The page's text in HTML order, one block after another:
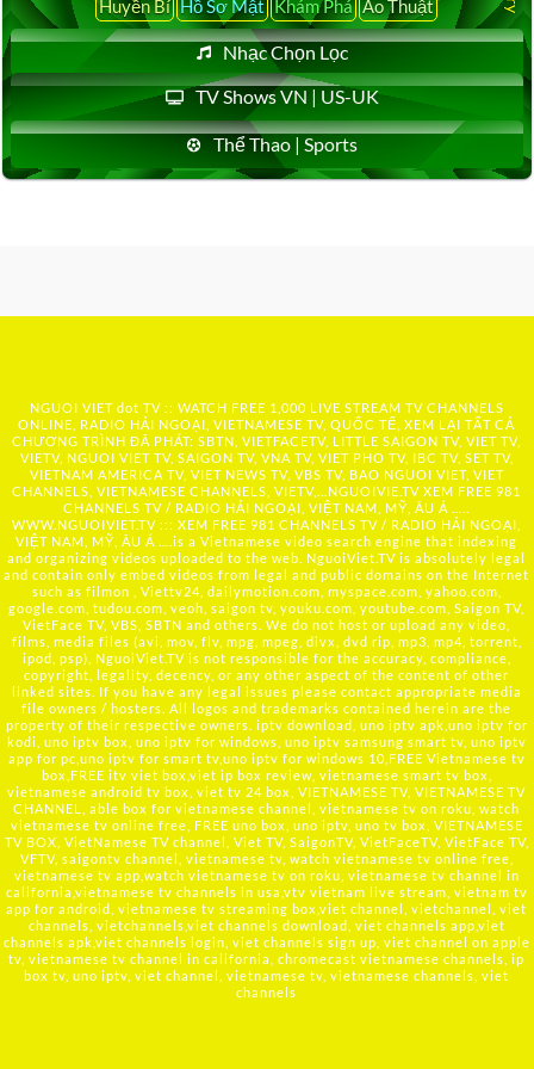
Huyền Bí Hồ Sơ Mật Khám Phá Ảo Thuật
Nhạc Chọn Lọc
TV Shows VN | US-UK
Thể Thao | Sports
NGUOI VIET dot TV :: WATCH FREE 1,000 LIVE STREAM TV CHANNELS
ONLINE, RADIO HẢI NGOẠI, VIETNAMESE TV, QUỐC TẾ, XEM LẠI TẤT CẢ
CHƯƠNG TRÌNH ĐÃ PHÁT: SBTN, VIETFACETV, LITTLE SAIGON TV, VIET TV,
VIETV, NGUOI VIET TV, SAIGON TV, VNA TV, VIET PHO TV, IBC TV, SET TV,
VIETNAM AMERICA TV, VIET NEWS TV, VBS TV, BAO NGUOI VIET, VIET
CHANNELS, VIETNAMESE CHANNELS, VIETV,... NGUOIVIE.TV XEM FREE 981
CHANNELS TV / RADIO HẢI NGOẠI, VIỆT NAM, MỸ, ÂU Á …..
WWW.NGUOIVIET.TV ::: XEM FREE 981 CHANNELS TV / RADIO HẢI NGOẠI,
VIỆT NAM, MỸ, ÂU Á ….is a Vietnamese video search engine that indexing
and organizing videos uploaded to the web. NguoiViet.TV is absolutely legal
and contain only embed videos from legal and public domains on the Internet
such as filmon , Viettv24, dailymotion.com, myspace.com, yahoo.com,
google.com, tudou.com, veoh, saigon tv, youku.com, youtube.com, Saigon TV,
VietFace TV, VBS, SBTN and others. We do not host or upload any video,
films, media files (avi, mov, flv, mpg, mpeg, divx, dvd rip, mp3, mp4, torrent,
ipod, psp), NguoiViet.TV is not responsible for the accuracy, compliance,
copyright, legality, decency, or any other aspect of the content of other
linked sites. If you have any legal issues please contact appropriate media
file owners / hosters. All logos and trademarks contained herein are the
property of their respective owners. iptv download, uno iptv apk,uno iptv for
kodi, uno iptv box, uno iptv for windows, uno iptv samsung smart tv, uno iptv
app for pc,uno iptv for smart tv,uno iptv for windows 10,FREE Vietnamese tv
box,FREE itv viet box,viet ip box review, vietnamese smart tv box,
vietnamese android tv box, viet tv 24 box, VIETNAMESE TV, VIETNAMESE TV
CHANNEL, able box for vietnamese channel, vietnamese tv on roku, watch
vietnamese tv online free, FREE uno box, uno iptv, uno tv box, VIETNAMESE
TV BOX, VietNamese TV channel, Viet TV, SaigonTV, VietFaceTV, VietFace TV,
VFTV, saigontv channel, vietnamese tv, watch vietnamese tv online free,
vietnamese tv app,watch vietnamese tv on roku, vietnamese tv channel in
california,vietnamese tv channels in usa,vtv vietnam live stream, vietnam tv
app for android, vietnamese tv streaming box,viet channel, vietchannel, viet
channels, vietchannels,viet channels download, viet channels app,viet
channels apk,viet channels login, viet channels sign up, viet channel on apple
tv, vietnamese tv channel in california, chromecast vietnamese channels, ip
box tv, uno iptv, viet channel, vietnamese tv, vietnamese channels, viet
channels